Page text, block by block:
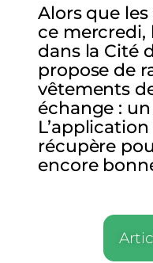
Alors que
ce mercredi,
dans la Cité
propose de
vêtements
échange :
récupère
encore